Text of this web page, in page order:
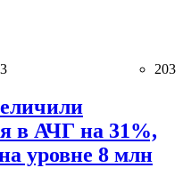
203
в АЧГ на 31%,
уровне 8 млн